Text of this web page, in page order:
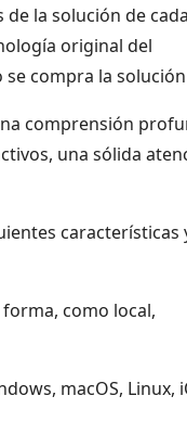
la solución de
original del
compra la
comprensión
una sólida
características
como local,
macOS, Linux,